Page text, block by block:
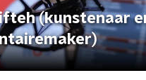
(kunstenaar